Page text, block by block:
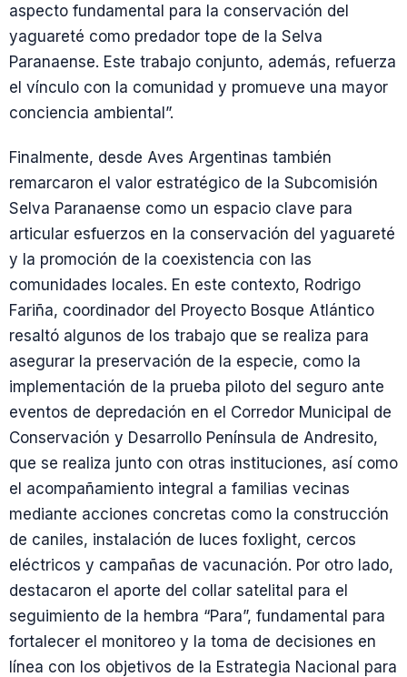
aspecto fundamental para la conservación del
yaguareté como predador tope de la Selva
Paranaense. Este trabajo conjunto, además, refuerza
el vínculo con la comunidad y promueve una mayor
conciencia ambiental”.
Finalmente, desde Aves Argentinas también
remarcaron el valor estratégico de la Subcomisión
Selva Paranaense como un espacio clave para
articular esfuerzos en la conservación del yaguareté
y la promoción de la coexistencia con las
comunidades locales. En este contexto, Rodrigo
Fariña, coordinador del Proyecto Bosque Atlántico
resaltó algunos de los trabajo que se realiza para
asegurar la preservación de la especie, como la
implementación de la prueba piloto del seguro ante
eventos de depredación en el Corredor Municipal de
Conservación y Desarrollo Península de Andresito,
que se realiza junto con otras instituciones, así como
el acompañamiento integral a familias vecinas
mediante acciones concretas como la construcción
de caniles, instalación de luces foxlight, cercos
eléctricos y campañas de vacunación. Por otro lado,
destacaron el aporte del collar satelital para el
seguimiento de la hembra “Para”, fundamental para
fortalecer el monitoreo y la toma de decisiones en
línea con los objetivos de la Estrategia Nacional para